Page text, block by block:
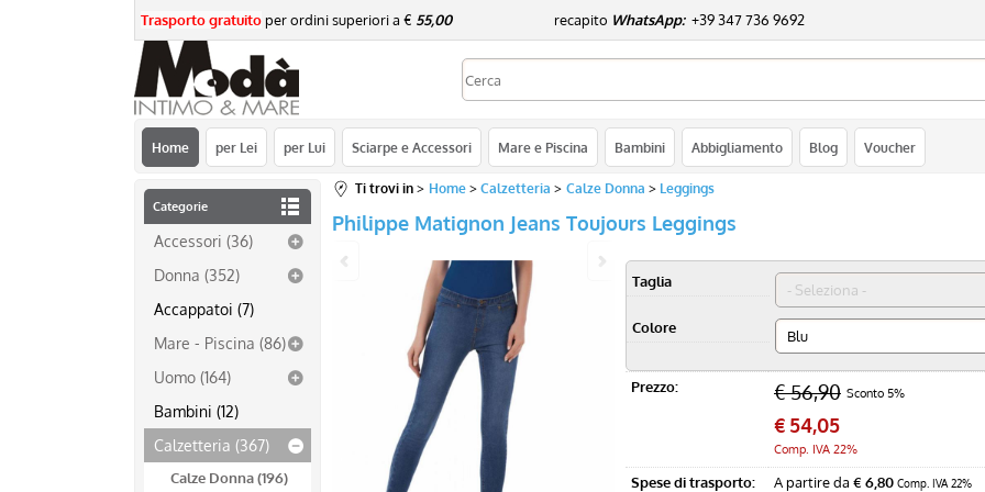
Trasporto gratuito per ordini superiori a € 55,00recapito WhatsApp:+39 347 736 9692
Sono già
Per completare l'ordine
Hai perso la
Home per Lei per Lui Sciarpe e Accessori Mare e Piscina Bambini Abbigliamento Blog Voucher
Categorie
Accessori (36)
Donna (352)
Accappatoi (7)
Mare - Piscina (86)
Uomo (164)
Bambini (12)
Calzetteria (367)
Calze Donna (196)
Ti trovi in Home Calzetteria Calze Donna Leggings
Philippe Matignon Jeans Toujours Leggings
Taglia
Colore
Prezzo: € 56,90 Sconto 5%
€ 54,05
Comp. IVA 22%
Spese di trasporto: A partire da € 6,80 Comp. IVA 22%